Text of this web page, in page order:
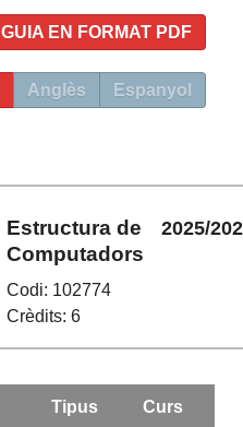
GUIA EN FORMAT PDF
Anglès Espanyol
Estructura de
Computadors
Codi: 102774
Crèdits: 6
2025/
Tipus Curs